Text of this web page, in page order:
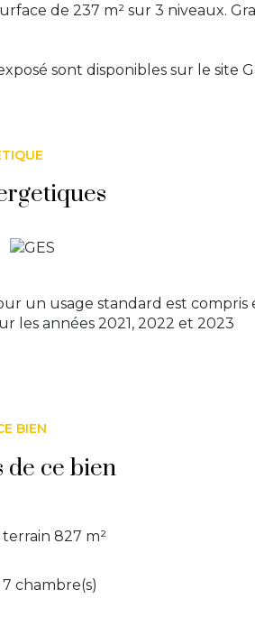
de 237 m² sur 3 niveaux.
sont disponibles sur le site
un usage standard est compris
les années 2021, 2022 et 2023
BIEN
de ce bien
terrain 827 m²
7 chambre(s)